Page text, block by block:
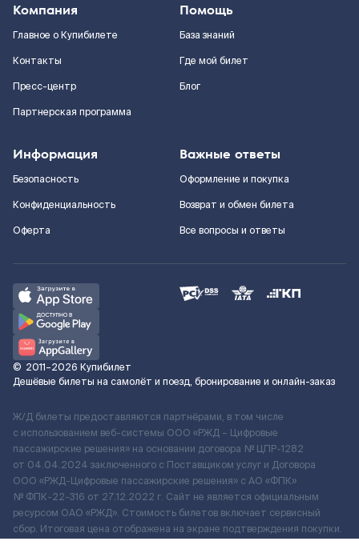
Компания
Главное о Купибилете
Контакты
Пресс-центр
Партнерская программа
Помощь
База знаний
Где мой билет
Блог
Информация
Безопасность
Конфиденциальность
Оферта
Важные ответы
Оформление и покупка
Возврат и обмен билета
Все вопросы и ответы
© 2011–2026 Купибилет
Дешёвые билеты на самолёт и поезд, бронирование и онлайн-заказ
Ж/Д билеты предоставляются партнёрами, в том числе
с использованием веб-системы ООО «РЖД – Цифровые
пассажирские решения» на основании договора № ЦПР-1282
от 04.04.2024 заключенного с Поставщиком услуг и Договора
ООО «РЖД-Цифровые пассажирские решения» c АО «ФПК»
№ ФПК-22-316 от 27.12.2022 г. Сайт не является официальным
ресурсом ОАО «РЖД». Стоимость билетов включает сервисный
сбор. Итоговая цена отображена на экране подтверждения покупки.